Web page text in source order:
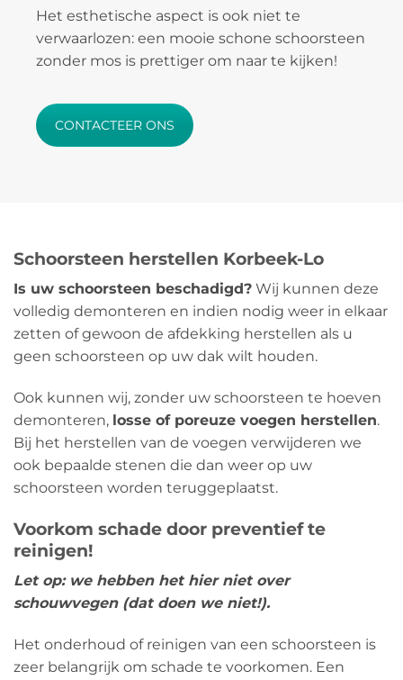
Het esthetische aspect is ook niet te
verwaarlozen: een mooie schone schoorsteen
zonder mos is prettiger om naar te kijken!
CONTACTEER ONS
Schoorsteen herstellen Korbeek-Lo
Is uw schoorsteen beschadigd? Wij kunnen deze
volledig demonteren en indien nodig weer in elkaar
zetten of gewoon de afdekking herstellen als u
geen schoorsteen op uw dak wilt houden.
Ook kunnen wij, zonder uw schoorsteen te hoeven
demonteren, losse of poreuze voegen herstellen.
Bij het herstellen van de voegen verwijderen we
ook bepaalde stenen die dan weer op uw
schoorsteen worden teruggeplaatst.
Voorkom schade door preventief te
reinigen!
Let op: we hebben het hier niet over
schouwvegen (dat doen we niet!).
Het onderhoud of reinigen van een schoorsteen is
zeer belangrijk om schade te voorkomen. Een